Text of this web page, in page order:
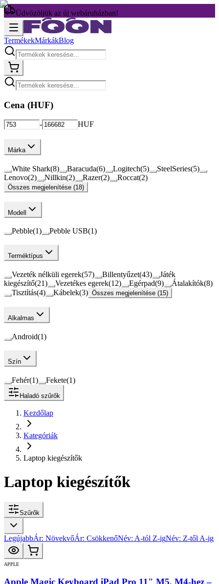
Üdvözöljük az új webáruházban!
TermékekMárkákBlog
Cena (HUF)
- HUF
Márka
White Shark(8) Baracuda(6) Logitech(5) SteelSeries(5)
Lenovo(2) Nillkin(2) Razer(2) Roccat(2)
Összes megjelenítése (18)
Modell
Pebble(1) Pebble USB(1)
Terméktípus
Vezeték nélküli egerek(57) Billentyűzet(43)
Játék
kiegészítő(21) Vezetékes egerek(12) Egérpad(9) Átalakítók(8)
Tisztítás(4) Kábelek(3) Összes megjelenítése (15)
Alkalmas
Android(1)
Szín
Fehér(1) Fekete(1)
Haladó szűrők
Kezdőlap
Kategóriák
Laptop kiegészítők
Laptop kiegészítők
Szűrők
LegújabbÁr: NövekvőÁr: CsökkenőNév: A-tól Z-igNév: Z-től A-ig
APPLE
Apple Magic Keyboard iPad Pro 11" M5, M4-hez –